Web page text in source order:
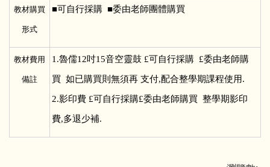
教材購買
形式
■可自行採購 ■委由老師團體購買
教材費用
備註
1.魯儒12吋15音空靈鼓 £可自行採購 £委由老師購
買 如已購買則無須再 支付,配合整學期課程使用.
2.影印費 £可自行採購£委由老師購買 整學期影印
費,多退少補.